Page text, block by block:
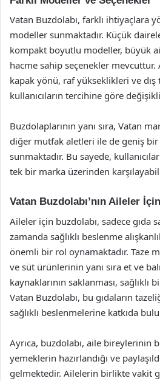
Vatan Buzdolabı, farklı ihtiyaçlara
modeller sunmaktadır. Küçük
kompakt boyutlu modeller, büyük
hacme sahip seçenekler mevcuttur.
kapak yönü, raf yükseklikleri ve dış
kullanıcıların tercihine göre
Buzdolaplarının yanı sıra, Vatan
diğer mutfak aletleri ile de geniş
sunmaktadır. Bu sayede,
tek bir marka üzerinden
Vatan Buzdolabı’nın Aileler
Aileler için buzdolabı, sadece gıda
zamanda sağlıklı beslenme
önemli bir rol oynamaktadır. Taze
ve süt ürünlerinin yanı sıra et ve
kaynaklarının saklanması, sağlıklı
Vatan Buzdolabı, bu gıdaların
sağlıklı beslenmelerine katkıda
Ayrıca, buzdolabı, aile bireylerinin
yemeklerin hazırlandığı ve
gelmektedir. Ailelerin birlikte vakit